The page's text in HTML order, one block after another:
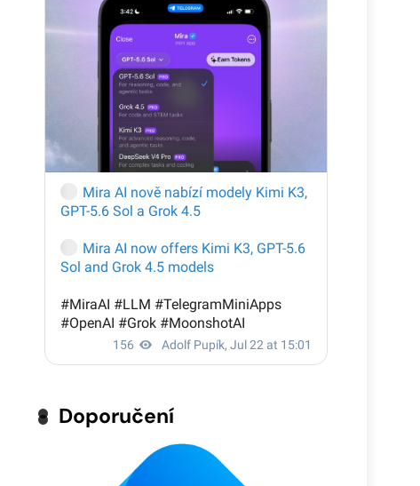
Doporučení